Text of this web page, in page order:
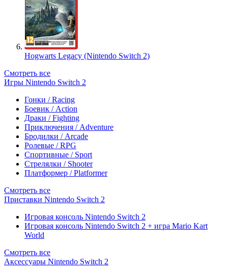
Hogwarts Legacy (Nintendo Switch 2)
Смотреть все
Игры Nintendo Switch 2
Гонки / Racing
Боевик / Action
Драки / Fighting
Приключения / Adventure
Бродилки / Arcade
Ролевые / RPG
Спортивные / Sport
Стрелялки / Shooter
Платформер / Platformer
Смотреть все
Приставки Nintendo Switch 2
Игровая консоль Nintendo Switch 2
Игровая консоль Nintendo Switch 2 + игра Mario Kart
World
Смотреть все
Аксессуары Nintendo Switch 2